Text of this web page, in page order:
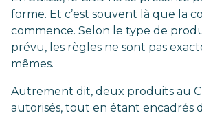
forme. Et c’est souvent là que la
commence. Selon le type de
prévu, les règles ne sont pas
mêmes.
Autrement dit, deux produits au
autorisés, tout en étant encadrés